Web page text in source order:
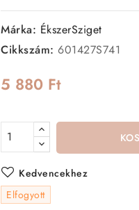
Márka: ÉkszerSziget
Cikkszám: 601427S741
5 880 Ft
Kedvencekhez
Elfogyott